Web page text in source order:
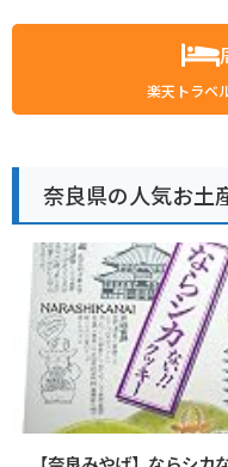
楽天トラベ
奈良県の人気お土